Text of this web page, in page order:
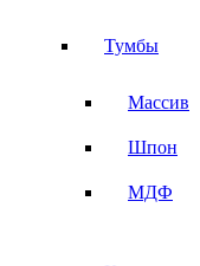
Тумбы
Массив
Шпон
МДФ